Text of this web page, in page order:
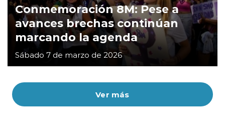
Ver más
Conmemoración 8M: Pese a
avances brechas continúan
marcando la agenda
Sábado 7 de marzo de 2026